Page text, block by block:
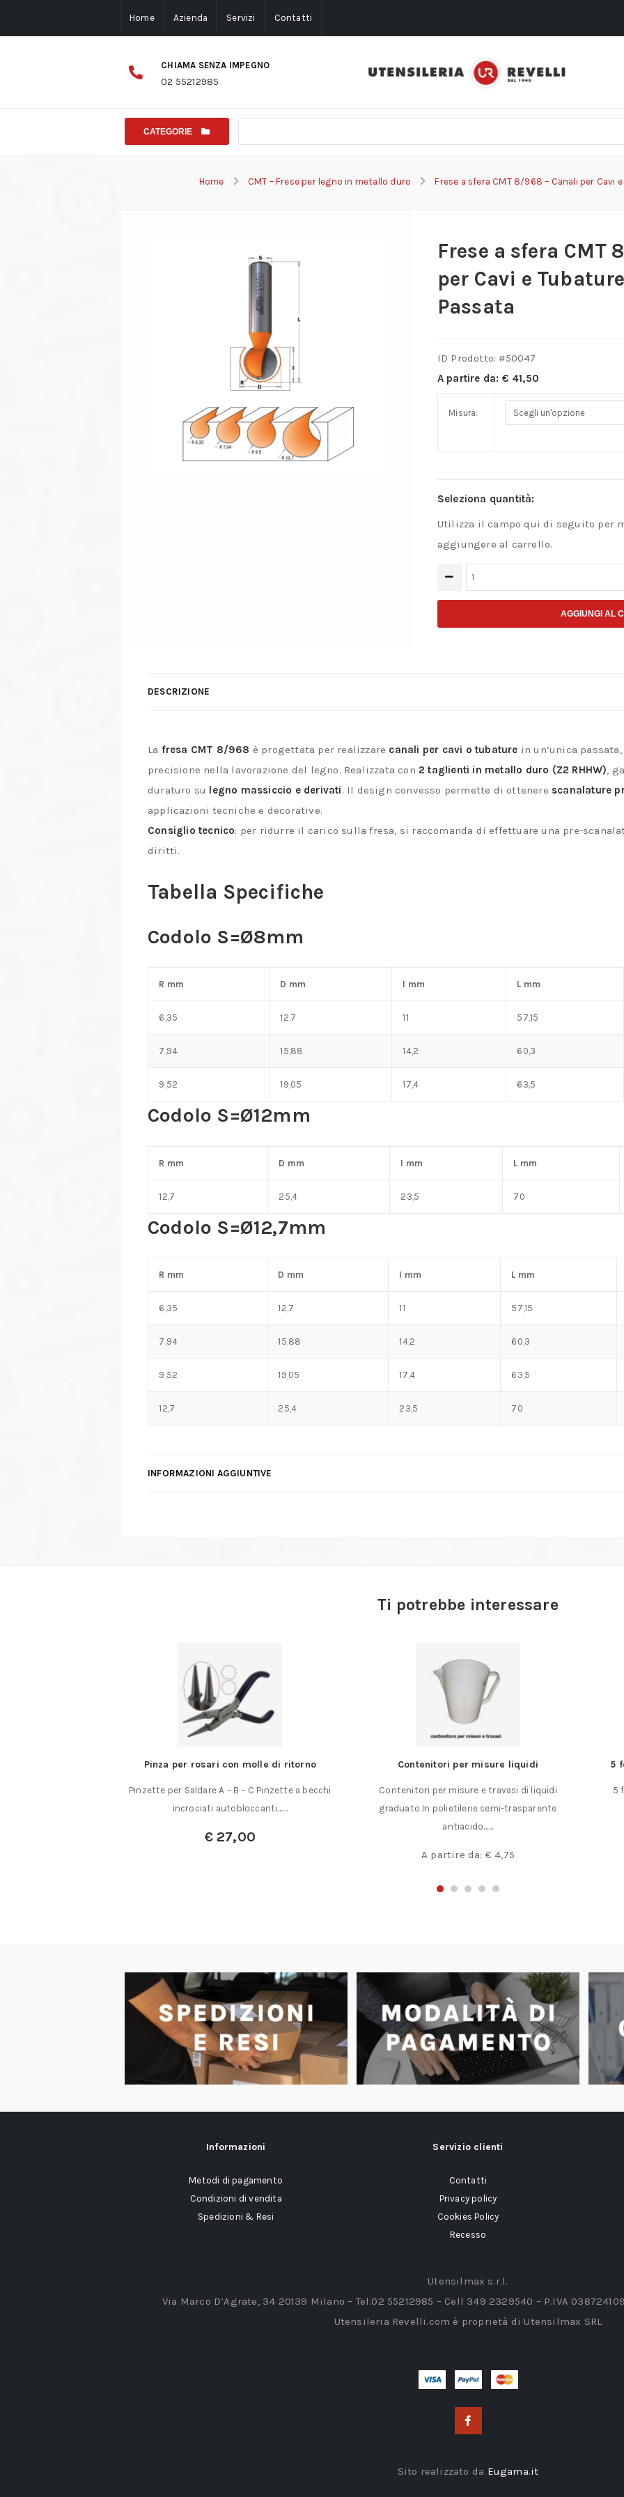
Home Azienda Servizi Contatti
CHIAMA SENZA IMPEGNO
02 55212985
CATEGORIE
Home CMT – Frese per legno in metallo duro Frese a sfera CMT 8/968 – Canali per Cavi
Frese a sfera CMT
per Cavi e
Passata
ID Prodotto: #50047
A partire da: € 41,50
Misura:
Seleziona quantità:
Utilizza il campo qui di seguito per
aggiungere al carrello.
Frese
e
Tubature
in
Passata
AGGIUNGI AL
DESCRIZIONE
La fresa CMT 8/968 è progettata per realizzare canali per cavi o tubature in un’unica
precisione nella lavorazione del legno. Realizzata con 2 taglienti in metallo duro (Z2 RHHW),
duraturo su legno massiccio e derivati. Il design convesso permette di ottenere scanalature
applicazioni tecniche e decorative.
Consiglio tecnico: per ridurre il carico sulla fresa, si raccomanda di effettuare una pre-
diritti.
Tabella Specifiche
Codolo S=Ø8mm
R mm D mm I mm L mm
6,35 12,7 11 57,15
7,94 15,88 14,2 60,3
9,52 19,05 17,4 63,5
Codolo S=Ø12mm
R mm D mm I mm L mm
12,7 25,4 23,5 70
Codolo S=Ø12,7mm
R mm D mm I mm L mm
6,35 12,7 11 57,15
7,94 15,88 14,2 60,3
9,52 19,05 17,4 63,5
12,7 25,4 23,5 70
INFORMAZIONI AGGIUNTIVE
Ti potrebbe interessare
Contenitori per misure liquidi
Contenitori per misure e travasi di liquidi
graduato In polietilene semi-trasparente
5 fogli di acciaio inox da 500 x 150 mm.
5 fogli di acciaio inox dimensioni 500 x 150
mm. spessore mm.……
Informazioni
Metodi di pagamento
Condizioni di vendita
Spedizioni & Resi
Servizio clienti
Contatti
Privacy policy
Cookies Policy
Recesso
Utensilmax s.r.l.
Via Marco D’Agrate, 34 20139 Milano – Tel.02 55212985 – Cell 349 2329540 – P.IVA
Utensileria Revelli.com è proprietà di Utensilmax SRL
Sito realizzato da Eugama.it